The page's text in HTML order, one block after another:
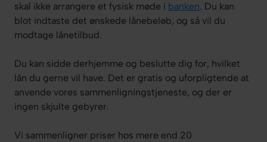
skal ikke arrangere et fysisk møde i banken. Du kan
blot indtaste det ønskede lånebeløb, og så vil du
modtage lånetilbud.
Du kan sidde derhjemme og beslutte dig for, hvilket
lån du gerne vil have. Det er gratis og uforpligtende at
anvende vores sammenligningstjeneste, og der er
ingen skjulte gebyrer.
Vi sammenligner priser hos mere end 20